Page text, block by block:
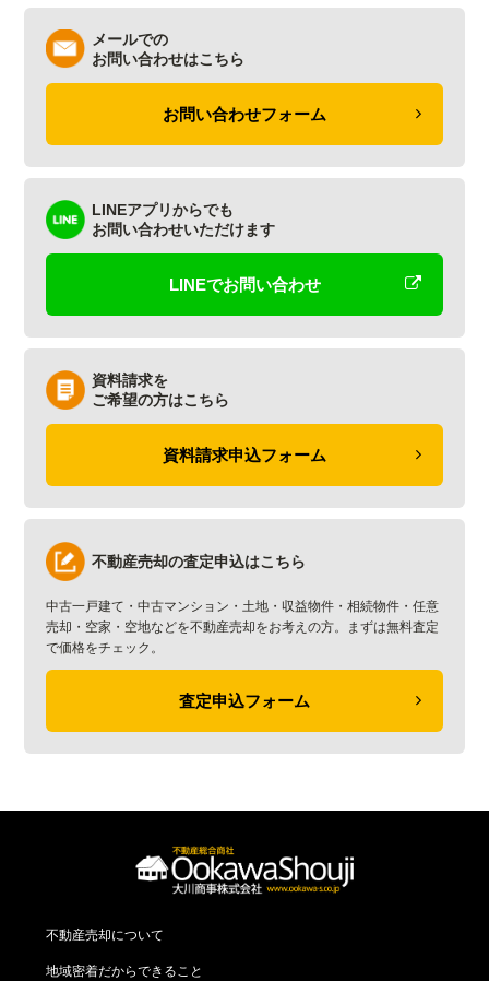
メールでの
お問い合わせはこちら
お問い合わせフォーム
LINEアプリからでも
お問い合わせいただけます
LINEでお問い合わせ
資料請求を
ご希望の方はこちら
資料請求申込フォーム
不動産売却の査定申込はこちら
中古一戸建て・中古マンション・土地・収益物件・相続物件・任意
売却・空家・空地などを不動産売却をお考えの方。まずは無料査定
で価格をチェック。
査定申込フォーム
不動産売却について
地域密着だからできること